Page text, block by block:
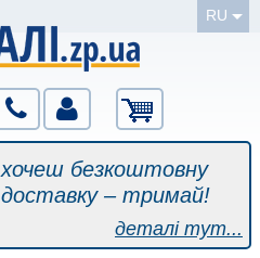
RU
хочеш безкоштовну
доставку – тримай!
деталі тут...